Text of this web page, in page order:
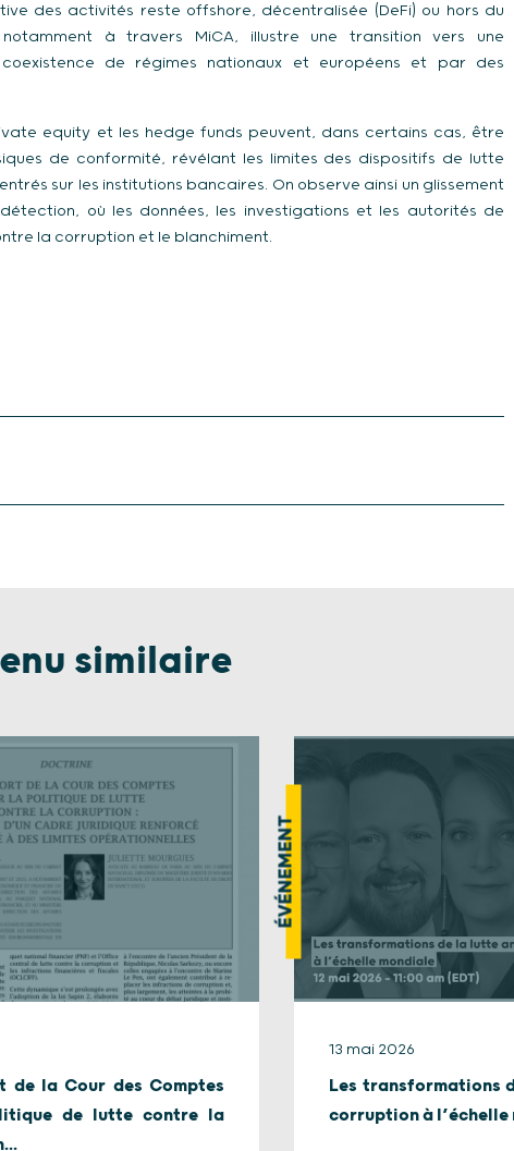
des activités reste offshore, décentralisée (DeFi) ou hors du
à travers MiCA, illustre une transition vers une
de régimes nationaux et européens et par des
equity et les hedge funds peuvent, dans certains cas, être
de conformité, révélant les limites des dispositifs de lutte
sur les institutions bancaires. On observe ainsi un glissement
où les données, les investigations et les autorités de
la corruption et le blanchiment.
similaire
de la Cour des Comptes
de lutte contre la
ÉVÉNEMENT
13 mai 2026
Les transformations
corruption à l’échelle